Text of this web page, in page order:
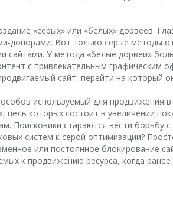
«серых» или «белых» дорвеев.
донорами. Вот только серые методы
сайтами. У метода «белые дорвеи»
с привлекательным
сайт, перейти на который
используемый для продвижения
цель которых состоит в увеличении
Поисковики стараются вести борьбу
систем к серой оптимизации?
или постоянное блокирование
к продвижению ресурса, когда